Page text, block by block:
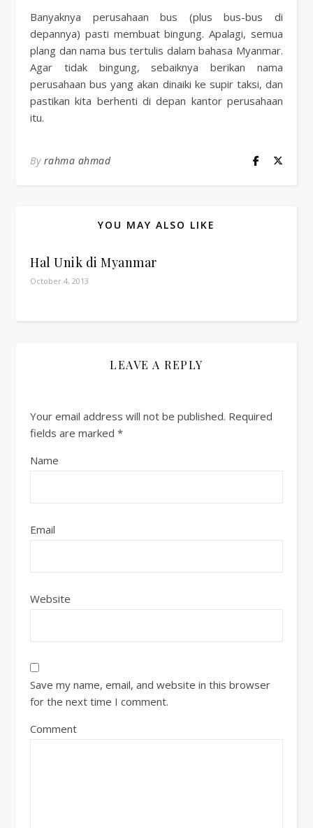
Banyaknya perusahaan bus (plus bus-bus di
depannya) pasti membuat bingung. Apalagi, semua
plang dan nama bus tertulis dalam bahasa Myanmar.
Agar tidak bingung, sebaiknya berikan nama
perusahaan bus yang akan dinaiki ke supir taksi, dan
pastikan kita berhenti di depan kantor perusahaan
itu.
By rahma ahmad
YOU MAY ALSO LIKE
Hal Unik di Myanmar
October 4, 2013
LEAVE A REPLY
Your email address will not be published. Required
fields are marked *
Name
Email
Website
Save my name, email, and website in this browser
for the next time I comment.
Comment